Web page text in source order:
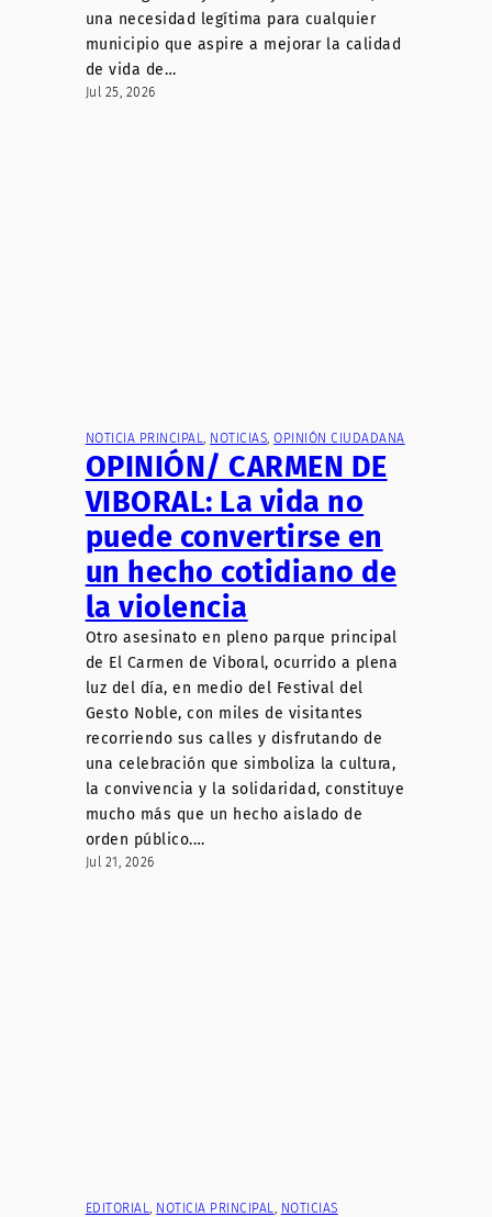
una necesidad legítima para cualquier
municipio que aspire a mejorar la calidad
de vida de…
Jul 25, 2026
NOTICIA PRINCIPAL, NOTICIAS, OPINIÓN CIUDADANA
OPINIÓN/ CARMEN DE
VIBORAL: La vida no
puede convertirse en
un hecho cotidiano de
la violencia
Otro asesinato en pleno parque principal
de El Carmen de Viboral, ocurrido a plena
luz del día, en medio del Festival del
Gesto Noble, con miles de visitantes
recorriendo sus calles y disfrutando de
una celebración que simboliza la cultura,
la convivencia y la solidaridad, constituye
mucho más que un hecho aislado de
orden público.…
Jul 21, 2026
EDITORIAL, NOTICIA PRINCIPAL, NOTICIAS